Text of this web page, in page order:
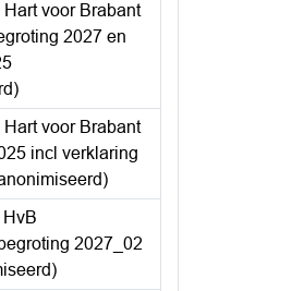
voor Brabant
2027 en
voor Brabant
incl verklaring
2027_02